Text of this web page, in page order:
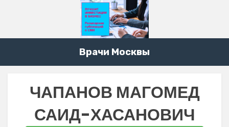
Врачи Москвы
ЧАПАНОВ МАГОМЕД
САИД-ХАСАНОВИЧ